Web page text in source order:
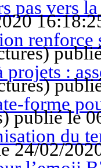
pas vers
renforce
)
projets :
)
forme
)publié le
du
24/02/